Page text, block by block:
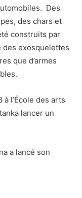
Des
des chars et
construits par
des exosquelettes
que d’armes
l’École des arts
lancer un
a lancé son